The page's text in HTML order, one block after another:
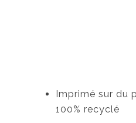
Imprimé sur du
100% recyclé